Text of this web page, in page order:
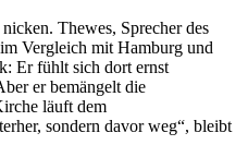
Thewes, Sprecher des
Vergleich mit Hamburg und
Er fühlt sich dort ernst
er bemängelt die
läuft dem
sondern davor weg“, bleibt